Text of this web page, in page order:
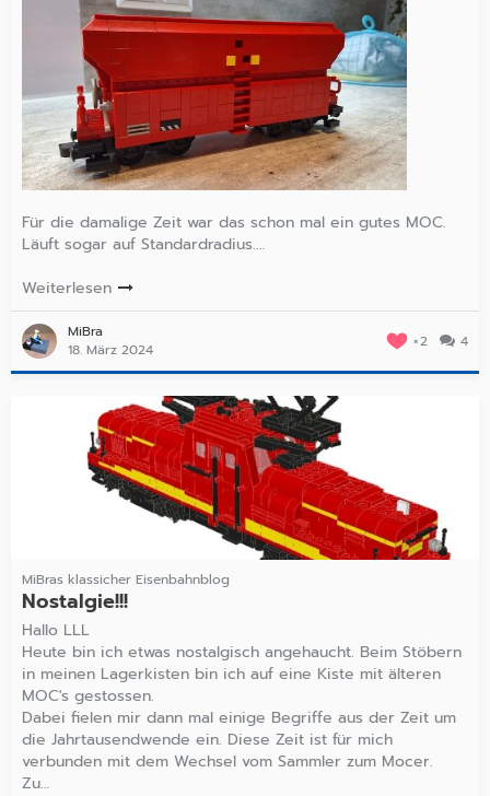
Für die damalige Zeit war das schon mal ein gutes MOC.
Läuft sogar auf Standardradius.…
Weiterlesen
MiBra
18. März 2024
2 4
MiBras klassicher Eisenbahnblog
Nostalgie!!!
Hallo LLL
Heute bin ich etwas nostalgisch angehaucht. Beim Stöbern
in meinen Lagerkisten bin ich auf eine Kiste mit älteren
MOC's gestossen.
Dabei fielen mir dann mal einige Begriffe aus der Zeit um
die Jahrtausendwende ein. Diese Zeit ist für mich
verbunden mit dem Wechsel vom Sammler zum Mocer.
Zu…